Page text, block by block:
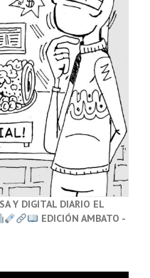
Y DIGITAL DIARIO EL
EDICIÓN AMBATO -